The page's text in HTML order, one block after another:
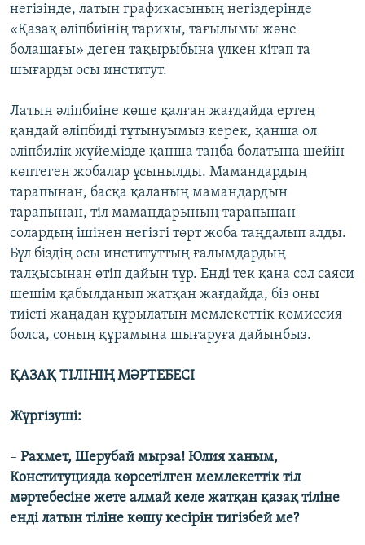
негізінде, латын графикасының негіздерінде
«Қазақ әліпбиінің тарихы, тағылымы және
болашағы» деген тақырыбына үлкен кітап та
шығарды осы институт.
Латын әліпбиіне көше қалған жағдайда ертең
қандай әліпбиді тұтынуымыз керек, қанша ол
әліпбилік жүйемізде қанша таңба болатына шейін
көптеген жобалар ұсынылды. Мамандардың
тарапынан, басқа қаланың мамандардын
тарапынан, тіл мамандарының тарапынан
солардың ішінен негізгі төрт жоба таңдалып алды.
Бұл біздің осы институттың ғалымдардың
талқысынан өтіп дайын тұр. Енді тек қана сол саяси
шешім қабылданып жатқан жағдайда, біз оны
тиісті жаңадан құрылатын мемлекеттік комиссия
болса, соның құрамына шығаруға дайынбыз.
ҚАЗАҚ ТІЛІНІҢ МӘРТЕБЕСІ
Жүргізуші:
– Рахмет, Шерубай мырза! Юлия ханым,
Конституцияда көрсетілген мемлекеттік тіл
мәртебесіне жете алмай келе жатқан қазақ тіліне
енді латын тіліне көшу кесірін тигізбей ме?